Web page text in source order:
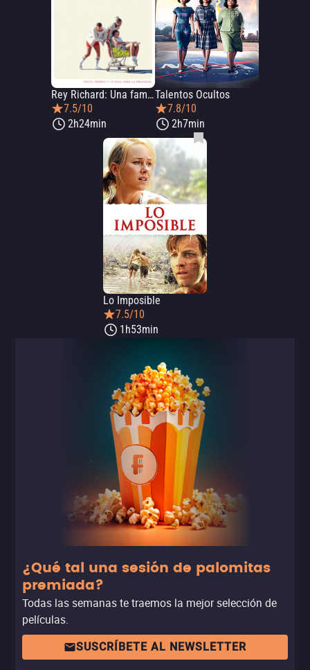
Rey Richard: Una familia ganadora
7.5/10
2h24min
Talentos Ocultos
7.8/10
2h7min
Lo Imposible
7.5/10
1h53min
¿Qué tal una sesión de palomitas
premiada?
Todas las semanas te traemos la mejor selección de
películas.
SUSCRÍBETE AL NEWSLETTER